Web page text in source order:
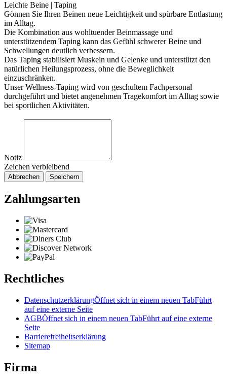
Leichte Beine | Taping
Gönnen Sie Ihren Beinen neue Leichtigkeit und spürbare Entlastung
im Alltag.
Die Kombination aus wohltuender Beinmassage und
unterstützendem Taping kann das Gefühl schwerer Beine und
Schwellungen deutlich verbessern.
Das Taping stabilisiert Muskeln und Gelenke und unterstützt den
natürlichen Heilungsprozess, ohne die Beweglichkeit
einzuschränken.
Unser Wellness-Taping wird von geschultem Fachpersonal
durchgeführt und bietet angenehmen Tragekomfort im Alltag sowie
bei sportlichen Aktivitäten.
Notiz
Zeichen verbleibend
Abbrechen Speichern
Zahlungsarten
Rechtliches
DatenschutzerklärungÖffnet sich in einem neuen TabFührt
auf eine externe Seite
AGBÖffnet sich in einem neuen TabFührt auf eine externe
Seite
Barrierefreiheitserklärung
Sitemap
Firma